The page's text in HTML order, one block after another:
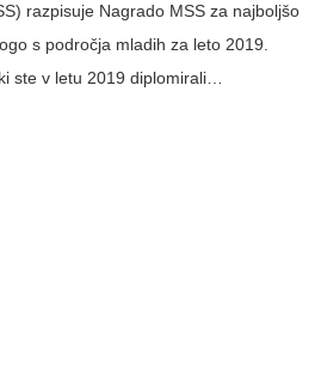
razpisuje Nagrado MSS za najboljšo
s področja mladih za leto 2019.
ste v letu 2019 diplomirali…